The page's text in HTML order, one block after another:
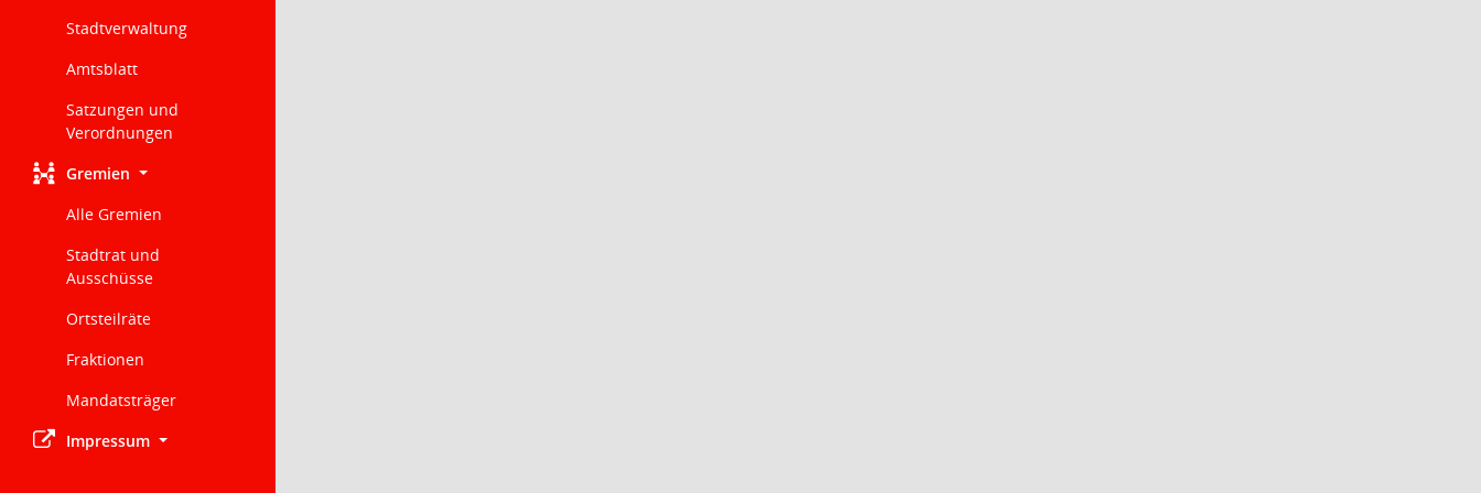
Stadtverwaltung
Amtsblatt
Satzungen und
Verordnungen
Gremien
Alle Gremien
Stadtrat und
Ausschüsse
Ortsteilräte
Fraktionen
Mandatsträger
Impressum